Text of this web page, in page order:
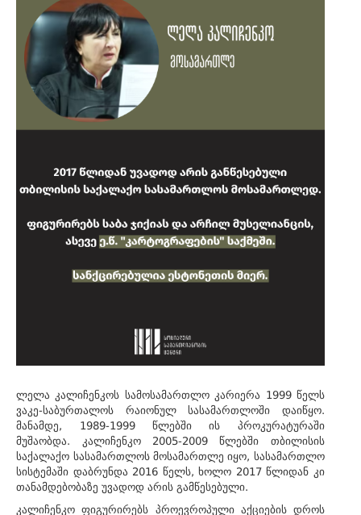
ლელა კალიჩენკოს სამოსამართლო კარიერა 1999 წელს
ვაკე-საბურთალოს რაიონულ სასამართლოში დაიწყო.
მანამდე, 1989-1999 წლებში ის პროკურატურაში
მუშაობდა. კალიჩენკო 2005-2009 წლებში თბილისის
საქალაქო სასამართლოს მოსამართლე იყო, სასამართლო
სისტემაში დაბრუნდა 2016 წელს, ხოლო 2017 წლიდან კი
თანამდებობაზე უვადოდ არის გამწესებული.
კალიჩენკო ფიგურირებს პროევროპული აქციების დროს